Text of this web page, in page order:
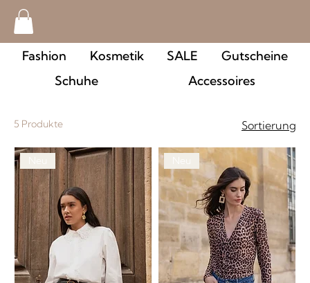
Fashion Kosmetik SALE
Gutscheine
Schuhe
Accessoires
5 Produkte Sortierung